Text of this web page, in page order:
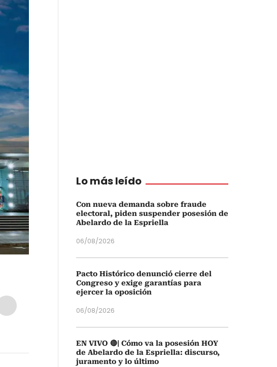
Lo más leído
Con nueva demanda sobre fraude
electoral, piden suspender posesión de
Abelardo de la Espriella
06/08/2026
Pacto Histórico denunció cierre del
Congreso y exige garantías para
ejercer la oposición
06/08/2026
EN VIVO 🔴| Cómo va la posesión HOY
de Abelardo de la Espriella: discurso,
juramento y lo último